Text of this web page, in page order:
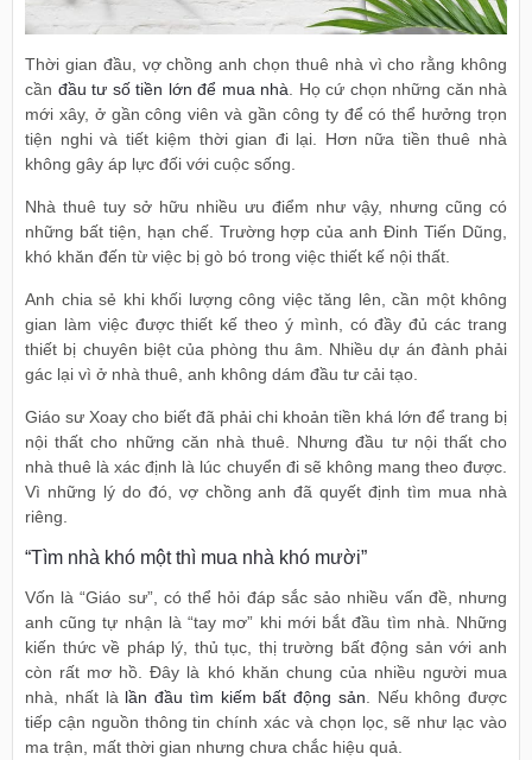
Thời gian đầu, vợ chồng anh chọn thuê nhà vì cho rằng không
cần đầu tư số tiền lớn để mua nhà . Họ cứ chọn những căn nhà
mới xây, ở gần công viên và gần công ty để có thể hưởng trọn
tiện nghi và tiết kiệm thời gian đi lại. Hơn nữa tiền thuê nhà
không gây áp lực đối với cuộc sống.
Nhà thuê tuy sở hữu nhiều ưu điểm như vậy, nhưng cũng có
những bất tiện, hạn chế. Trường hợp của anh Đinh Tiến Dũng,
khó khăn đến từ việc bị gò bó trong việc thiết kế nội thất.
Anh chia sẻ khi khối lượng công việc tăng lên, cần một không
gian làm việc được thiết kế theo ý mình, có đầy đủ các trang
thiết bị chuyên biệt của phòng thu âm. Nhiều dự án đành phải
gác lại vì ở nhà thuê, anh không dám đầu tư cải tạo.
Giáo sư Xoay cho biết đã phải chi khoản tiền khá lớn để trang bị
nội thất cho những căn nhà thuê. Nhưng đầu tư nội thất cho
nhà thuê là xác định là lúc chuyển đi sẽ không mang theo được.
Vì những lý do đó, vợ chồng anh đã quyết định tìm mua nhà
riêng.
“Tìm nhà khó một thì mua nhà khó mười”
Vốn là “Giáo sư”, có thể hỏi đáp sắc sảo nhiều vấn đề, nhưng
anh cũng tự nhận là “tay mơ” khi mới bắt đầu tìm nhà. Những
kiến thức về pháp lý, thủ tục, thị trường bất động sản với anh
còn rất mơ hồ. Đây là khó khăn chung của nhiều người mua
nhà, nhất là lần đầu tìm kiếm bất động sản . Nếu không được
tiếp cận nguồn thông tin chính xác và chọn lọc, sẽ như lạc vào
ma trận, mất thời gian nhưng chưa chắc hiệu quả.